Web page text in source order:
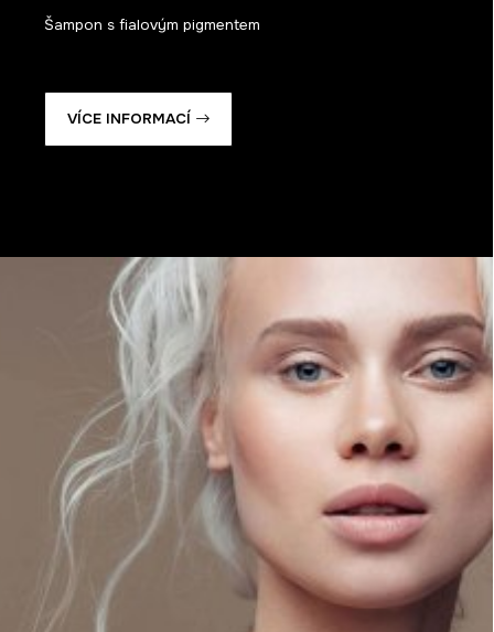
Šampon s fialovým pigmentem
VÍCE INFORMACÍ